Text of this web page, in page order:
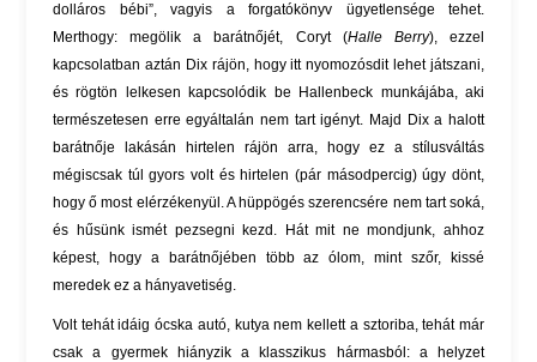
dolláros bébi”, vagyis a forgatókönyv ügyetlensége tehet.
Merthogy: megölik a barátnőjét, Coryt (Halle Berry), ezzel
kapcsolatban aztán Dix rájön, hogy itt nyomozósdit lehet játszani,
és rögtön lelkesen kapcsolódik be Hallenbeck munkájába, aki
természetesen erre egyáltalán nem tart igényt. Majd Dix a halott
barátnője lakásán hirtelen rájön arra, hogy ez a stílusváltás
mégiscsak túl gyors volt és hirtelen (pár másodpercig) úgy dönt,
hogy ő most elérzékenyül. A hüppögés szerencsére nem tart soká,
és hűsünk ismét pezsegni kezd. Hát mit ne mondjunk, ahhoz
képest, hogy a barátnőjében több az ólom, mint szőr, kissé
meredek ez a hányavetiség.
Volt tehát idáig ócska autó, kutya nem kellett a sztoriba, tehát már
csak a gyermek hiányzik a klasszikus hármasból: a helyzet